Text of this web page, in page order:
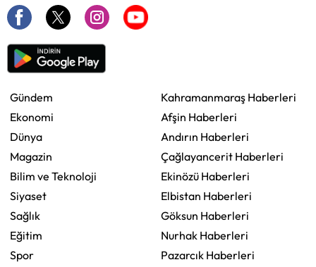
Gündem
Ekonomi
Dünya
Magazin
Bilim ve Teknoloji
Siyaset
Sağlık
Eğitim
Spor
Kahramanmaraş Haberleri
Afşin Haberleri
Andırın Haberleri
Çağlayancerit Haberleri
Ekinözü Haberleri
Elbistan Haberleri
Göksun Haberleri
Nurhak Haberleri
Pazarcık Haberleri